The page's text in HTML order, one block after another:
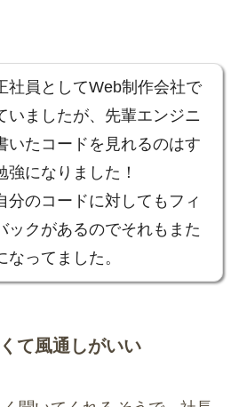
社員としてWeb制作会社で
いましたが、先輩エンジニ
いたコードを見れるのはす
強になりました！
分のコードに対してもフィ
ックがあるのでそれもまた
なってました。
て風通しがいい